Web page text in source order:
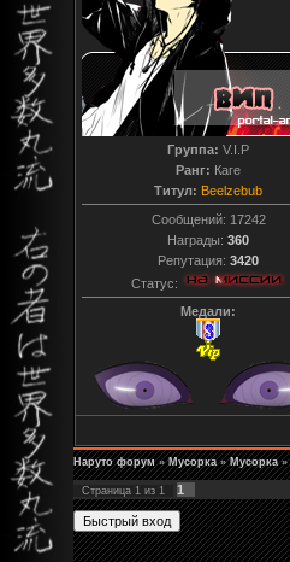
Группа: V.I.P
Ранг: Каге
Титул: Beelzebub
Сообщений: 17242
Награды: 360
Репутация: 3420
Статус:
Медали:
Наруто форум » Мусорка » Мусорка »
Страница 1 из 1 1